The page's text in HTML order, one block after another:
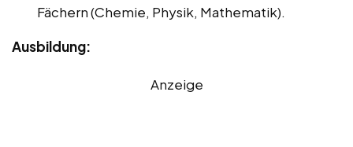
Fächern (Chemie, Physik, Mathematik).
Ausbildung:
Anzeige